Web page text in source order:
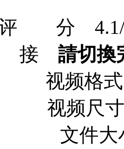
分 4.1/10
接 請切換
视频格
视频尺
文件